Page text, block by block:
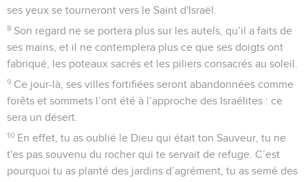
ses yeux se tourneront vers le Saint d'Israël.
8 Son regard ne se portera plus sur les autels, qu’il a faits de
ses mains, et il ne contemplera plus ce que ses doigts ont
fabriqué, les poteaux sacrés et les piliers consacrés au soleil.
9 Ce jour-là, ses villes fortifiées seront abandonnées comme
forêts et sommets l’ont été à l’approche des Israélites : ce
sera un désert.
10 En effet, tu as oublié le Dieu qui était ton Sauveur, tu ne
t'es pas souvenu du rocher qui te servait de refuge. C’est
pourquoi tu as planté des jardins d’agrément, tu as semé des